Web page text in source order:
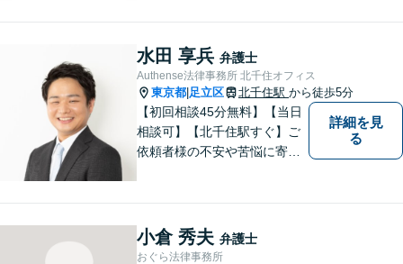
と一緒に考え、最適な解決策
をご提案いたします。 どんな
ことでもお気軽にご相談くだ
さい。
水田 享兵 弁護士
Authense法律事務所 北千住オフィス
東京都 足立区 北千住駅 から徒歩5分
【初回相談45分無料】【当日
相談可】【北千住駅すぐ】ご
依頼者様の不安や苦悩に寄り
題解決後の人生も見据えてサ
ポートします。
詳細を見
る
小倉 秀夫 弁護士
おぐら法律事務所